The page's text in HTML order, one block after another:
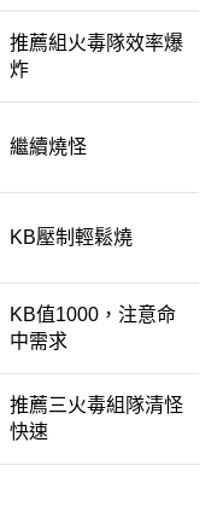
推薦組火毒隊效率爆
炸
繼續燒怪
KB壓制 輕鬆燒
KB值1000， 注意命
中需求
推薦三火毒組隊清怪
快速